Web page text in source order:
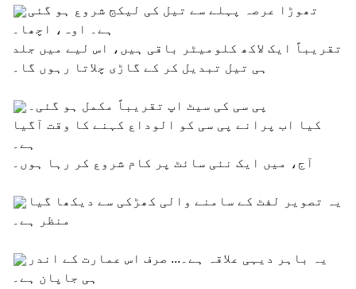
تھوڑا عرصہ پہلے سے تیل کی لیکج شروع ہو گئی
ہے۔ اوہ، اچھا۔
تقریباً ایک لاکھ کلومیٹر باقی ہیں، اس لیے میں جلد
ہی تیل تبدیل کر کے گاڑی چلاتا رہوں گا۔
پی سی کی سیٹ اپ تقریباً مکمل ہو گئی۔
کیا اب پرانے پی سی کو الوداع کہنے کا وقت آگیا
ہے۔
آج، میں ایک نئی سائٹ پر کام شروع کر رہا ہوں۔
یہ تصویر لفٹ کے سامنے والی کھڑکی سے دیکھا گیا
منظر ہے۔
یہ باہر دیہی علاقہ ہے۔... صرف اس عمارت کے اندر
ہی جاپان ہے۔